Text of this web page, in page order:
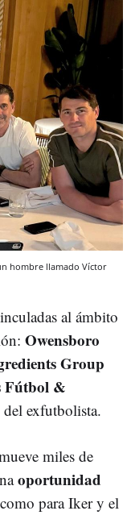
hombre llamado Víctor
al ámbito
Owensboro
Group
Fútbol &
exfutbolista.
miles de
oportunidad
para Iker y el